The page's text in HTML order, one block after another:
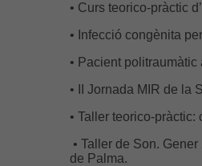
• Curs teorico-pràctic
• Infecció congènita
• Pacient
• II Jornada MIR de la
• Taller teorico-
• Taller de Son.
de Palma.